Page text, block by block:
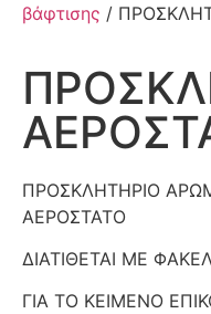
βάφτισης /
ΠΡΟΣΚΛΗΤΗΡΙΟ
ΑΕΡΟΣΤΑΤΟ
ΔΙΑΤΙΘΕΤΑΙ ΜΕ
ΓΙΑ ΤΟ ΚΕΙΜΕΝΟ